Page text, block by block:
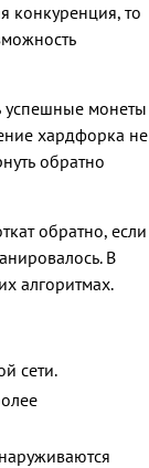
конкуренция, то
успешные монеты
хардфорка не
обратно
обратно, если
В
алгоритмах.
сети.